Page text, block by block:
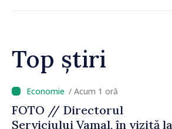
Top știri
/ Acum 1 oră
FOTO // Directorul
Serviciului Vamal, în vizită la